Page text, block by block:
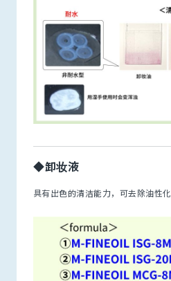
◆卸妆液
具有出色的清洁能力，可去除油性化